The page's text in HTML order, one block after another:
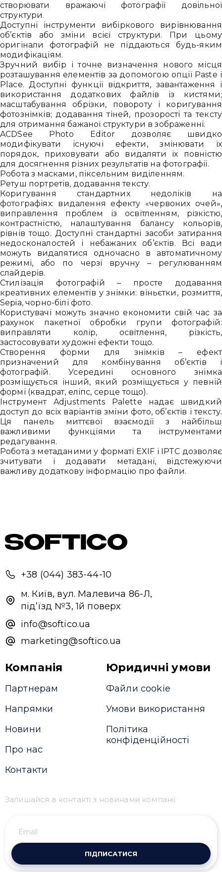
створювати вражаючі фотографії довільної
структури.
Доступні інструменти вибіркового вирівнювання
об’єктів або зміни всієї структури. При цьому
оригінали фотографій не піддаються будь-яким
модифікаціям.
Зручний вибір і точне визначення нового місця
розташування елементів за допомогою опції Paste і
Place. Доступні функції відкриття, завантаження і
використання додаткових файлів із кистями;
масштабування обрізки, повороту і коригування
фотознімків; додавання тіней, прозорості та тексту
для отримання бажаної структури в зображенні.
ACDSee Photo Editor дозволяє швидко
модифікувати існуючі ефекти, змінювати їх
порядок, приховувати або видаляти їх повністю
для досягнення різних результатів на фотографії.
Робота з масками, піксельним виділенням.
Ретуш портретів, додавання тексту.
Коригування стандартних недоліків на
фотографіях: видалення ефекту «червоних очей»,
виправлення проблем із освітленням, різкістю,
контрастністю, налаштування балансу кольорів,
рівнів тощо. Доступні стандартні засоби затирання
недосконалостей і небажаних об’єктів. Всі вади
можуть видалятися одночасно в автоматичному
режимі, або по черзі вручну – регулюванням
слайдерів.
Стилізація фотографій – просте додавання
креативних елементів у знімки: віньєтки, розмиття,
Sepia, чорно-білі фото.
Користувачі можуть значно економити свій час за
рахунок пакетної обробки групи фотографій:
виправляти колір, освітлення, різкість,
застосовувати художні ефекти тощо.
Створення форми для знімків – ефект
призначений для комбінування об’єктів і
фотографій. Усередині основного знімка
розміщується інший, який розміщується у певній
формі (квадрат, еліпс, серце тощо).
Інструмент Adjustments Palette надає швидкий
доступ до всіх варіантів зміни фото, об’єктів і тексту.
Ця панель миттєвої взаємодії з найбільш
важливими функціями та інструментами
редагування.
Робота з метаданими у форматі EXIF ​​і IPTC дозволяє
зчитувати і додавати метадані, відстежуючи
важливу додаткову інформацію про файли.
+38 (044) 383-44-10
м. Київ, вул. Малевича 86-Л,
під’їзд №3, 1й поверх
info@softico.ua
marketing@softico.ua
Компанія
Партнерам
Напрямки
Новини
Про нас
Контакти
Юридичні умови
Файли cookie
Умови використання
Політика
конфіденційності
Залишайся в контакті з новинами компанії
ПІДПИСАТИСЯ
Привіт 👋, чим тобі допомогти?
Ми зазвичай відповідаємо дуже швидко
Надіслати повідомлення